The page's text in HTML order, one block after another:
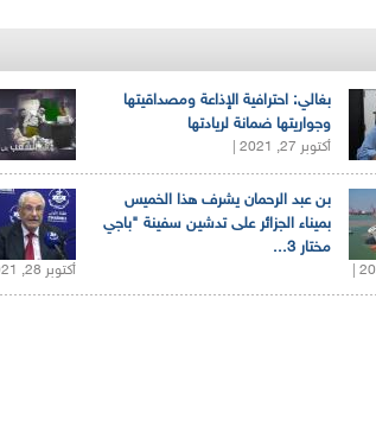
بغالي: احترافية الإذاعة ومصداقيتها
وجواريتها ضمانة لريادتها
أكتوبر 27, 2021 |
أكتوبر 28, 2021 |
بن عبد الرحمان يشرف هذا الخميس
بميناء الجزائر على تدشين سفينة "باجي
مختار 3...